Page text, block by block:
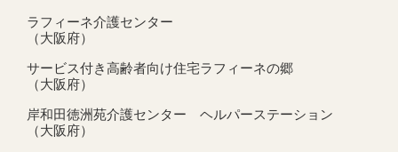
ラフィーネ介護センター
（大阪府）
サービス付き高齢者向け住宅ラフィーネの郷
（大阪府）
岸和田徳洲苑介護センター ヘルパーステーション
（大阪府）